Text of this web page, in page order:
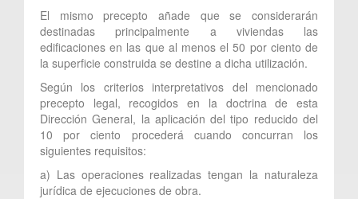
El mismo precepto añade que se considerarán
destinadas principalmente a viviendas las
edificaciones en las que al menos el 50 por ciento de
la superficie construida se destine a dicha utilización.
Según los criterios interpretativos del mencionado
precepto legal, recogidos en la doctrina de esta
Dirección General, la aplicación del tipo reducido del
10 por ciento procederá cuando concurran los
siguientes requisitos:
a) Las operaciones realizadas tengan la naturaleza
jurídica de ejecuciones de obra.